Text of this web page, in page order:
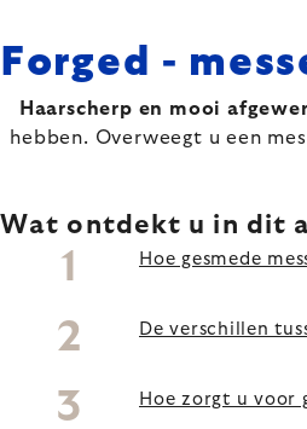
Forged -
Haarscherp en mooi
hebben. Overweegt u een
Wat ontdekt u in dit
Hoe gesmede
De verschillen
Hoe zorgt u voor